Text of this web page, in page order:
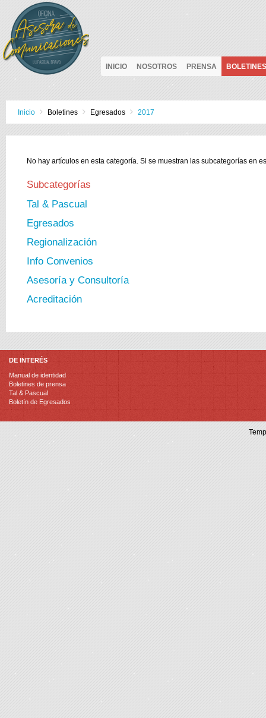
INICIO NOSOTROS PRENSA BOLETINES
Inicio Boletines Egresados 2017
No hay artículos en esta categoría. Si se muestran las subcategorías en
Subcategorías
Tal & Pascual
Egresados
Regionalización
Info Convenios
Asesoría y Consultoría
Acreditación
DE INTERÉS
Manual de identidad
Boletines de prensa
Tal & Pascual
Boletín de Egresados